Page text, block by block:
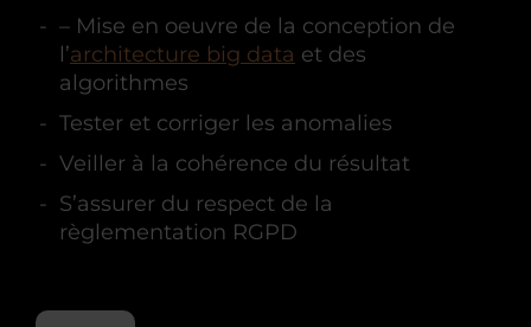
– Mise en oeuvre de la conception de
l’architecture big data et des
algorithmes
Tester et corriger les anomalies
Veiller à la cohérence du résultat
S’assurer du respect de la
règlementation RGPD